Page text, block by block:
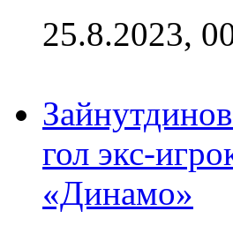
25.8.2023,
гол экс-
«Динамо»